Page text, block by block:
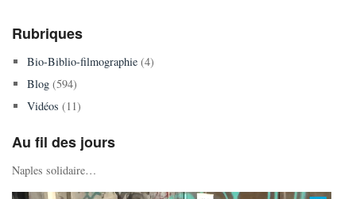
Rubriques
Bio-Biblio-filmographie(4)
Blog(594)
Vidéos (11)
Au fil des jours
Naples solidaire…